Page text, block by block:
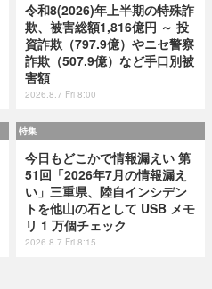
令和8(2026)年上半期の特殊詐
欺、被害総額1,816億円 ～ 投
資詐欺（797.9億）やニセ警察
詐欺（507.9億）など手口別被
害額
2026.8.7 Fri 8:00
特集
今日もどこかで情報漏えい 第
51回「2026年7月の情報漏え
い」三重県、陸自インシデン
トを他山の石として USB メモ
リ 1 万個チェック
2026.8.7 Fri 8:15